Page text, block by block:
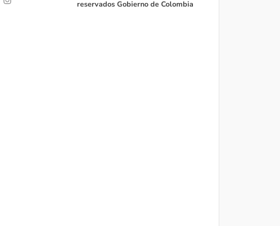
reservados Gobierno de Colombia